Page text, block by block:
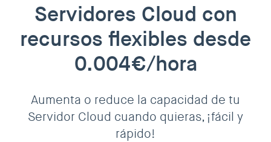
Servidores Cloud con
recursos flexibles desde
0.004€/hora
Aumenta o reduce la capacidad de tu
Servidor Cloud cuando quieras, ¡fácil y
rápido!